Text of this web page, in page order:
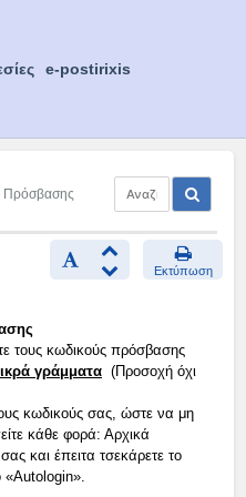
e-postirixis
Πρόσβασης
Εκτύπωση
τους κωδικούς πρόσβασης
γράμματα (Προσοχή όχι
κωδικούς σας, ώστε να μη
κάθε φορά: Αρχικά
και έπειτα τσεκάρετε το
«Autologin».